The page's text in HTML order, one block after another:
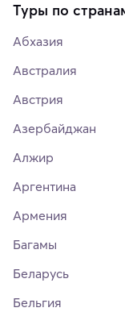
Туры по
Абхазия
Австралия
Австрия
Азербайджан
Алжир
Аргентина
Армения
Багамы
Беларусь
Бельгия